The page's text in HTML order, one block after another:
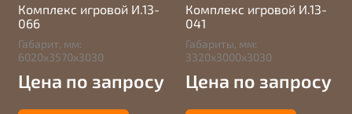
Комплекс игровой И.13-
066
Габарит, мм:
6020х3570х3030
Цена по запросу
Комплекс игровой И.13-
041
Габариты, мм:
3320х3000х3030
Цена по запросу